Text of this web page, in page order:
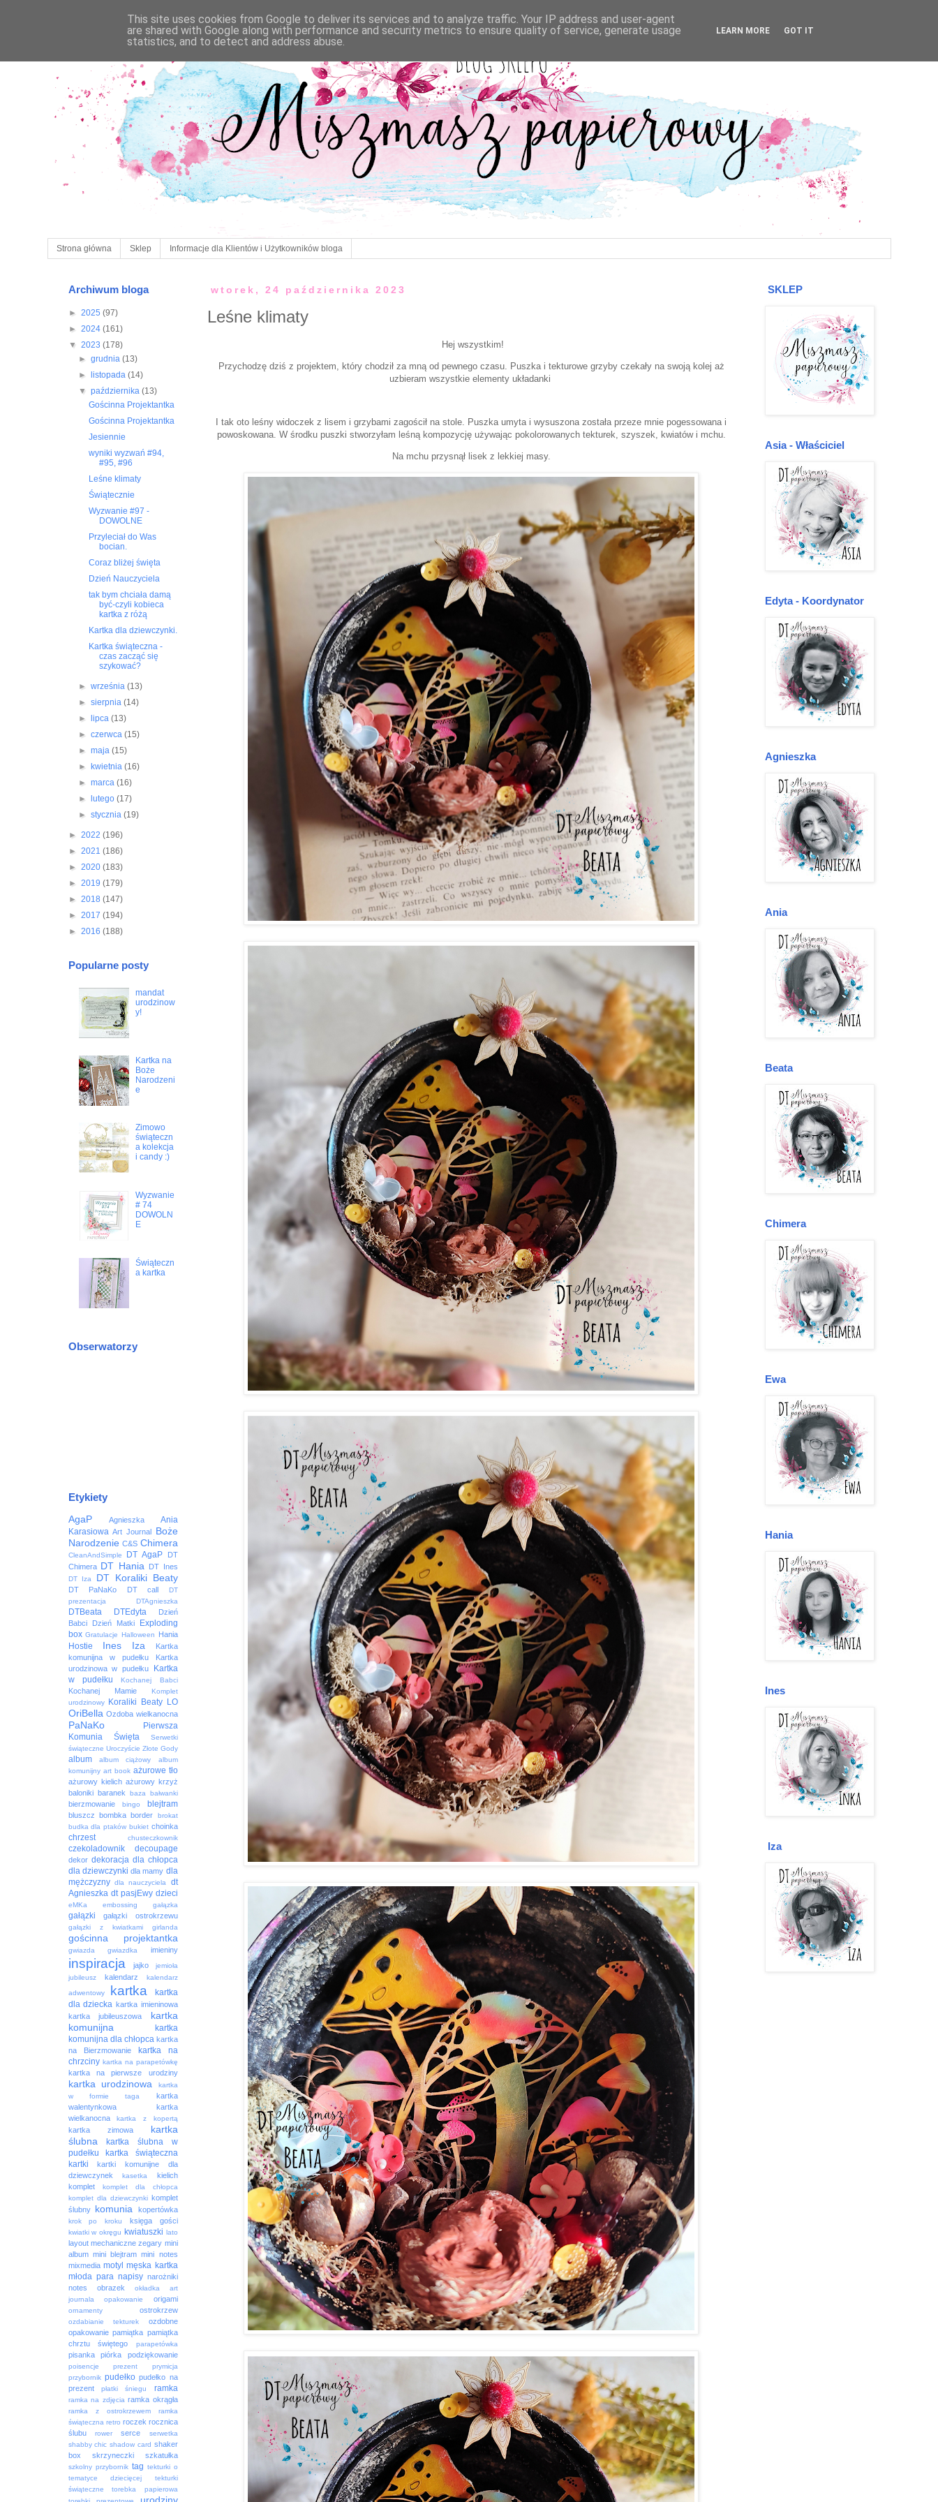
Strona główna Sklep Informacje dla Klientów i Użytkowników bloga
wtorek, 24 października 2023
Leśne klimaty
Hej wszystkim!
Przychodzę dziś z projektem, który chodził za mną od pewnego czasu. Puszka i tekturowe grzyby czekały na swoją kolej aż
uzbieram wszystkie elementy układanki
I tak oto leśny widoczek z lisem i grzybami zagościł na stole. Puszka umyta i wysuszona została przeze mnie pogessowana i
powoskowana. W środku puszki stworzyłam leśną kompozycję używając pokolorowanych tekturek, szyszek, kwiatów i mchu.
Na mchu przysnął lisek z lekkiej masy.
Archiwum bloga
► 2025 (97)
► 2024 (161)
▼ 2023 (178)
► grudnia (13)
►
listopada (14)
▼ października (13)
Gościnna Projektantka
Gościnna Projektantka
Jesiennie
wyniki wyzwań #94,
#95, #96
Leśne klimaty
Świątecznie
Wyzwanie #97 -
DOWOLNE
Przyleciał do Was
bocian.
Coraz bliżej święta
Dzień Nauczyciela
tak bym chciała damą
być-czyli kobieca
kartka z różą
Kartka dla dziewczynki.
Kartka świąteczna -
czas zacząć się
szykować?
► września (13)
► sierpnia (14)
►
lipca (13)
► czerwca (15)
► maja (15)
►
kwietnia (16)
► marca (16)
►
lutego (17)
► stycznia (19)
► 2022 (196)
► 2021 (186)
► 2020 (183)
► 2019 (179)
► 2018 (147)
► 2017 (194)
► 2016 (188)
Popularne posty
mandat
urodzinow
y!
Kartka na
Boże
Narodzeni
e
Zimowo
świąteczn
a kolekcja
i candy :)
Wyzwanie
# 74
DOWOLN
E
Świąteczn
a kartka
Obserwatorzy
Etykiety
AgaP Agnieszka
Ania
Karasiowa Art Journal
Boże
Narodzenie C&S Chimera
CleanAndSimple DT AgaP
DT
Chimera DT Hania DT Ines
DT Iza DT Koraliki Beaty
DT PaNaKo DT call
DT
prezentacja
DTAgnieszka
DTBeata DTEdyta
Dzień
Babci
Dzień Matki
Exploding
box Gratulacje Halloween Hania
Hostie Ines Iza
Kartka
komunijna w pudełku
Kartka
urodzinowa w pudełku
Kartka
w pudełku
Kochanej Babci
Kochanej Mamie
Komplet
urodzinowy
Koraliki Beaty LO
OriBella Ozdoba wielkanocna
PaNaKo
Pierwsza
Komunia Święta
Serwetki
świąteczne Uroczyście Złote Gody
album album ciążowy
album
komunijny art book ażurowe tło
ażurowy kielich ażurowy krzyż
baloniki
baranek baza bałwanki
bierzmowanie bingo blejtram
bluszcz bombka border
brokat
budka dla ptaków bukiet choinka
chrzest chusteczkownik
czekoladownik decoupage
dekor dekoracja dla chłopca
dla dziewczynki dla mamy dla
mężczyzny dla nauczyciela
dt
Agnieszka dt pasjEwy dzieci
eMKa embossing gałązka
gałązki gałązki ostrokrzewu
gałązki z kwiatkami girlanda
gościnna projektantka
gwiazda gwiazdka imieniny
inspiracja jajko
jemioła
jubileusz
kalendarz
kalendarz
adwentowy
kartka
kartka
dla dziecka kartka imieninowa
kartka jubileuszowa
kartka
komunijna
kartka
komunijna dla chłopca kartka
na Bierzmowanie
kartka na
chrzciny kartka na parapetówkę
kartka na pierwsze urodziny
kartka urodzinowa
kartka
w formie taga
kartka
walentynkowa
kartka
wielkanocna
kartka z kopertą
kartka zimowa
kartka
ślubna
kartka ślubna w
pudełku
kartka świąteczna
kartki
kartki komunijne dla
dziewczynek
kasetka
kielich
komplet
komplet dla chłopca
komplet dla dziewczynki komplet
ślubny
komunia kopertówka
krok po kroku księga gości
kwiatki w okręgu kwiatuszki lato
layout mechaniczne zegary mini
album mini blejtram mini notes
mixmedia motyl męska kartka
młoda para napisy narożniki
notes
obrazek
okładka art
journala
opakowanie origami
ornamenty ostrokrzew
ozdabianie tekturek
ozdobne
opakowanie pamiątka pamiątka
chrztu świętego
parapetówka
pisanka piórka podziękowanie
poisencje prezent
prymicja
przybornik pudełko pudełko na
prezent
płatki śniegu ramka
ramka na zdjęcia ramka okrągła
ramka z ostrokrzewem
ramka
świąteczna retro roczek rocznica
ślubu
rower serce
serwetka
shabby chic shadow card shaker
box
skrzyneczki szkatułka
szkolny przybornik tag tekturki o
tematyce dziecięcej
tekturki
świąteczne
torebka papierowa
SKLEP
Asia - Właściciel
Edyta - Koordynator
Agnieszka
Ania
Beata
Chimera
Ewa
Hania
Ines
Iza
This site uses cookies from Google to deliver its services and to analyze traffic. Your IP address and user-agent
are shared with Google along with performance and security metrics to ensure quality of service, generate usage
statistics, and to detect and address abuse.
LEARN MORE GOT IT